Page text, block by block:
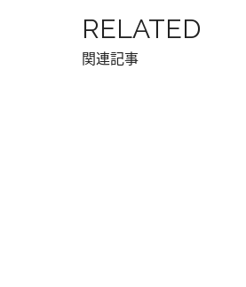
RELATED
関連記事